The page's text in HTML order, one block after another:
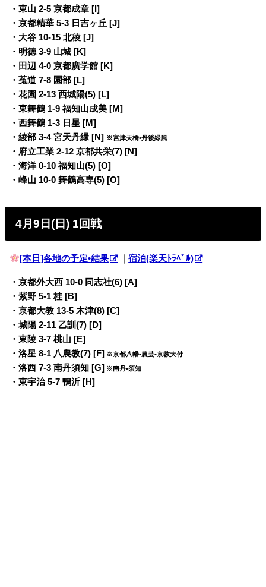
・東山 2-5 京都成章 [I]
・京都精華 5-3 日吉ヶ丘 [J]
・大谷 10-15 北稜 [J]
・明徳 3-9 山城 [K]
・田辺 4-0 京都廣学館 [K]
・菟道 7-8 園部 [L]
・花園 2-13 西城陽(5) [L]
・東舞鶴 1-9 福知山成美 [M]
・西舞鶴 1-3 日星 [M]
・綾部 3-4 宮天丹緑 [N] ※宮津天橋•丹後緑風
・府立工業 2-12 京都共栄(7) [N]
・海洋 0-10 福知山(5) [O]
・峰山 10-0 舞鶴高専(5) [O]
4月9日(日) 1回戦
[本日]各地の予定•結果 ｜宿泊(楽天ﾄﾗﾍﾞﾙ)
・京都外大西 10-0 同志社(6) [A]
・紫野 5-1 桂 [B]
・京都大教 13-5 木津(8) [C]
・城陽 2-11 乙訓(7) [D]
・東陵 3-7 桃山 [E]
・洛星 8-1 八農教(7) [F] ※京都八幡•農芸•京教大付
・洛西 7-3 南丹須知 [G] ※南丹•須知
・東宇治 5-7 鴨沂 [H]